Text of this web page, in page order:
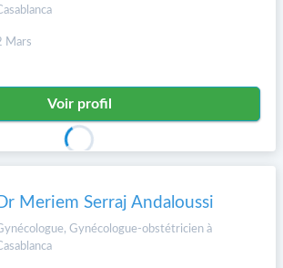
Mars
Voir profil
Meriem Serraj Andaloussi
Gynécologue-obstétricien à